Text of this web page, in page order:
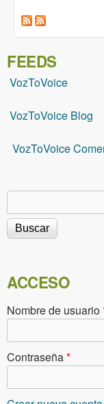
FEEDS
VozToVoice
VozToVoice Blog
VozToVoice
Formulario
ACCESO
Nombre de usuario
Contraseña*